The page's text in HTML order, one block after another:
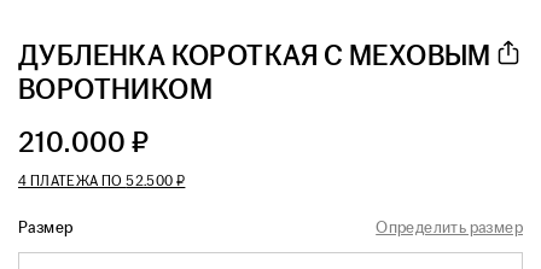
ДУБЛЕНКА КОРОТКАЯ С МЕХОВЫМ
ВОРОТНИКОМ
210.000 ₽
4 ПЛАТЕЖА ПО52.500 ₽
Размер Определить размер